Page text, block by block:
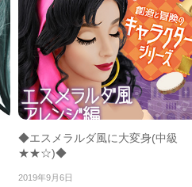
◆エスメラルダ風に大変身(中級
★★☆)◆
2019年9月6日